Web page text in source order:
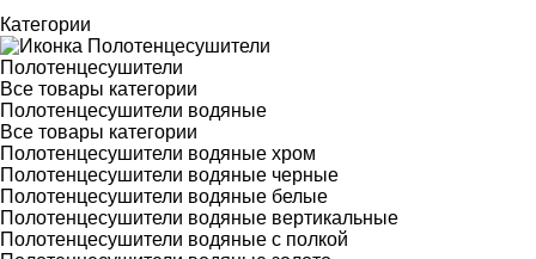
Категории
Полотенцесушители
Все товары категории
Полотенцесушители водяные
Все товары категории
Полотенцесушители водяные хром
Полотенцесушители водяные черные
Полотенцесушители водяные белые
Полотенцесушители водяные вертикальные
Полотенцесушители водяные с полкой